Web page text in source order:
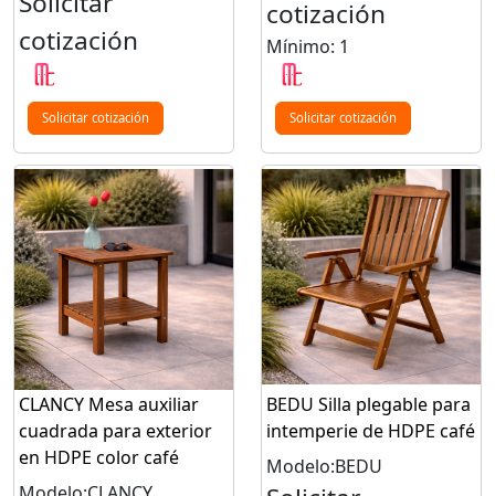
cotización
Solicitar cotización
cotización
Mínimo: 1
Solicitar cotización
CLANCY Mesa auxiliar
cuadrada para exterior
en HDPE color café
BEDU Silla plegable para
intemperie de HDPE café
Modelo:BEDU